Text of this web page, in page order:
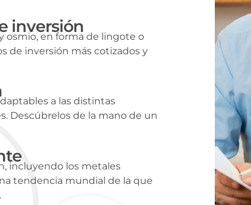
inversión
osmio, en forma de lingote o
de inversión más cotizados y
a las distintas
Descúbrelos de la mano de un
incluyendo los metales
tendencia mundial de la que